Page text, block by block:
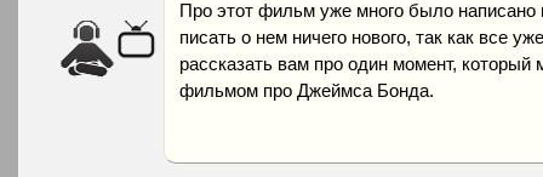
Про этот фильм уже много было написано
писать о нем ничего нового, так как все
рассказать вам про один момент,
фильмом про Джеймса Бонда.